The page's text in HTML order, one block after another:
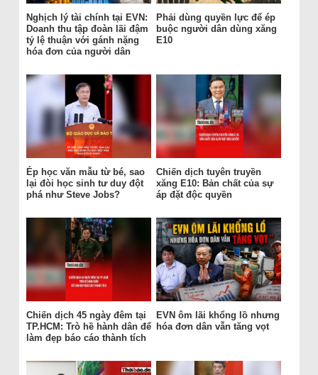
Nghịch lý tài chính tại EVN:
Doanh thu tập đoàn lãi đậm
tỷ lệ thuận với gánh nặng
hóa đơn của người dân
Phải dùng quyền lực để ép
buộc người dân dùng xăng
E10
Ép học văn mẫu từ bé, sao
lại đòi học sinh tư duy đột
phá như Steve Jobs?
Chiến dịch tuyên truyền
xăng E10: Bản chất của sự
áp đặt độc quyền
Chiến dịch 45 ngày đêm tại
TP.HCM: Trò hề hành dân để
làm đẹp báo cáo thành tích
EVN ôm lãi khổng lồ nhưng
hóa đơn dân vẫn tăng vọt